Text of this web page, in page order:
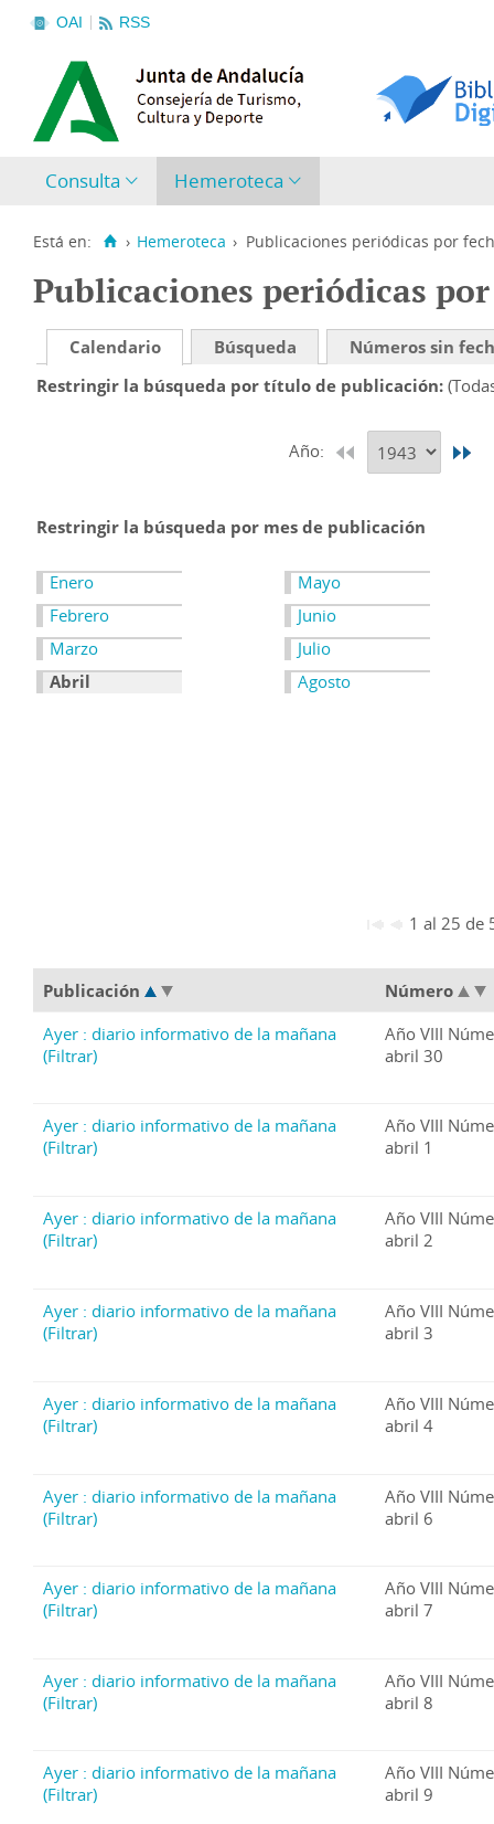
OAI RSS
Consulta Hemeroteca
Está en: › Hemeroteca › Publicaciones periódicas por
Publicaciones periódicas
Calendario Búsqueda
Números sin
Restringir la búsqueda por título de publicación
Año:
Restringir la búsqueda por mes de publicación
Enero
Febrero
Marzo
Abril
Mayo
Junio
Julio
Agosto
1 al 25 de
Publicación
Número
Ayer : diario informativo de la mañana
(Filtrar)
Año VIII
abril 30
Ayer : diario informativo de la mañana
(Filtrar)
Año VIII
abril 1
Ayer : diario informativo de la mañana
(Filtrar)
Año VIII
abril 2
Ayer : diario informativo de la mañana
(Filtrar)
Año VIII
abril 3
Ayer : diario informativo de la mañana
(Filtrar)
Año VIII
abril 4
Ayer : diario informativo de la mañana
(Filtrar)
Año VIII
abril 6
Ayer : diario informativo de la mañana
(Filtrar)
Año VIII
abril 7
Ayer : diario informativo de la mañana
(Filtrar)
Año VIII
abril 8
Ayer : diario informativo de la mañana
(Filtrar)
Año VIII
abril 9